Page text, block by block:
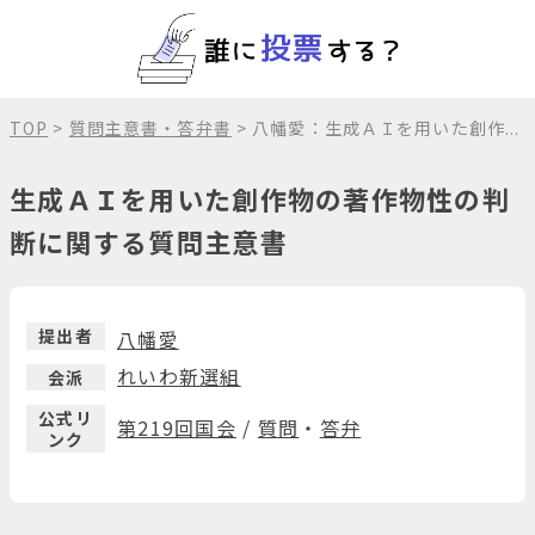
TOP > 質問主意書・答弁書 > 八幡愛：生成ＡＩを用いた創作...
生成ＡＩを用いた創作物の著作物性の判
断に関する質問主意書
提出者 八幡愛
会派 れいわ新選組
公式リ
ンク
第219回国会 / 質問 ・ 答弁